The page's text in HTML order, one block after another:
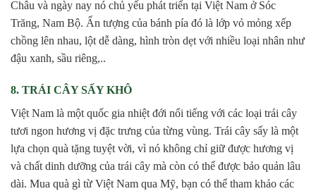
Châu và ngày nay nó chủ yếu phát triển tại Việt Nam ở Sóc
Trăng, Nam Bộ. Ấn tượng của bánh pía đó là lớp vỏ mỏng xếp
chồng lên nhau, lột dễ dàng, hình tròn dẹt với nhiều loại nhân như
đậu xanh, sầu riêng,..
8. TRÁI CÂY SẤY KHÔ
Việt Nam là một quốc gia nhiệt đới nổi tiếng với các loại trái cây
tươi ngon hương vị đặc trưng của từng vùng. Trái cây sấy là một
lựa chọn quà tặng tuyệt vời, vì nó không chỉ giữ được hương vị
và chất dinh dưỡng của trái cây mà còn có thể được bảo quản lâu
dài. Mua quà gì từ Việt Nam qua Mỹ, bạn có thể tham khảo các